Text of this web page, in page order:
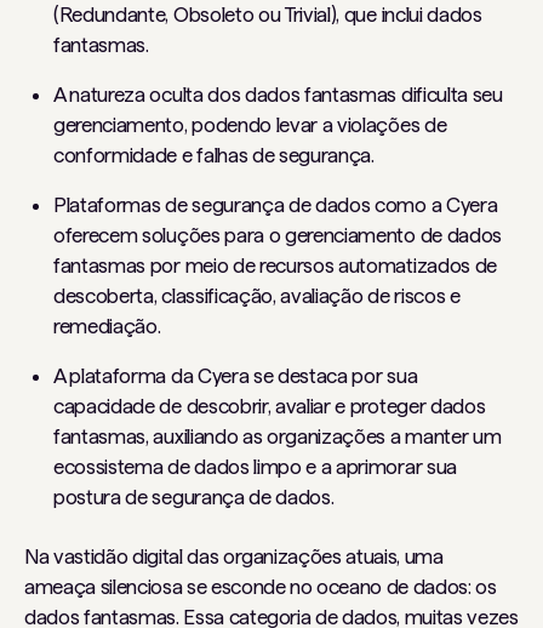
(Redundante, Obsoleto ou Trivial), que inclui dados
fantasmas.
A natureza oculta dos dados fantasmas dificulta seu
gerenciamento, podendo levar a violações de
conformidade e falhas de segurança.
Plataformas de segurança de dados como a Cyera
oferecem soluções para o gerenciamento de dados
fantasmas por meio de recursos automatizados de
descoberta, classificação, avaliação de riscos e
remediação.
A plataforma da Cyera se destaca por sua
capacidade de descobrir, avaliar e proteger dados
fantasmas, auxiliando as organizações a manter um
ecossistema de dados limpo e a aprimorar sua
postura de segurança de dados.
Na vastidão digital das organizações atuais, uma
ameaça silenciosa se esconde no oceano de dados: os
dados fantasmas. Essa categoria de dados, muitas vezes